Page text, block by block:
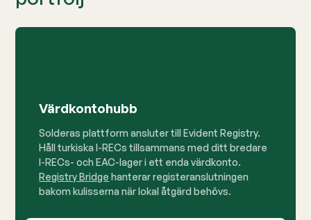
Värdkontohubb
Solderas plattform ansluter till Evident Registry.
Håll turkiska I-RECs tillsammans med ditt bredare
I-RECs- och EAC-lager i ett enda värdkonto.
Registry Bridge hanterar registeranslutningen
bakom kulisserna när lokal åtgärd behövs.